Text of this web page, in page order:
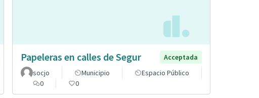
Papeleras en calles de Segur
Acceptada
socjo
Municipio
Espacio Público
0
0